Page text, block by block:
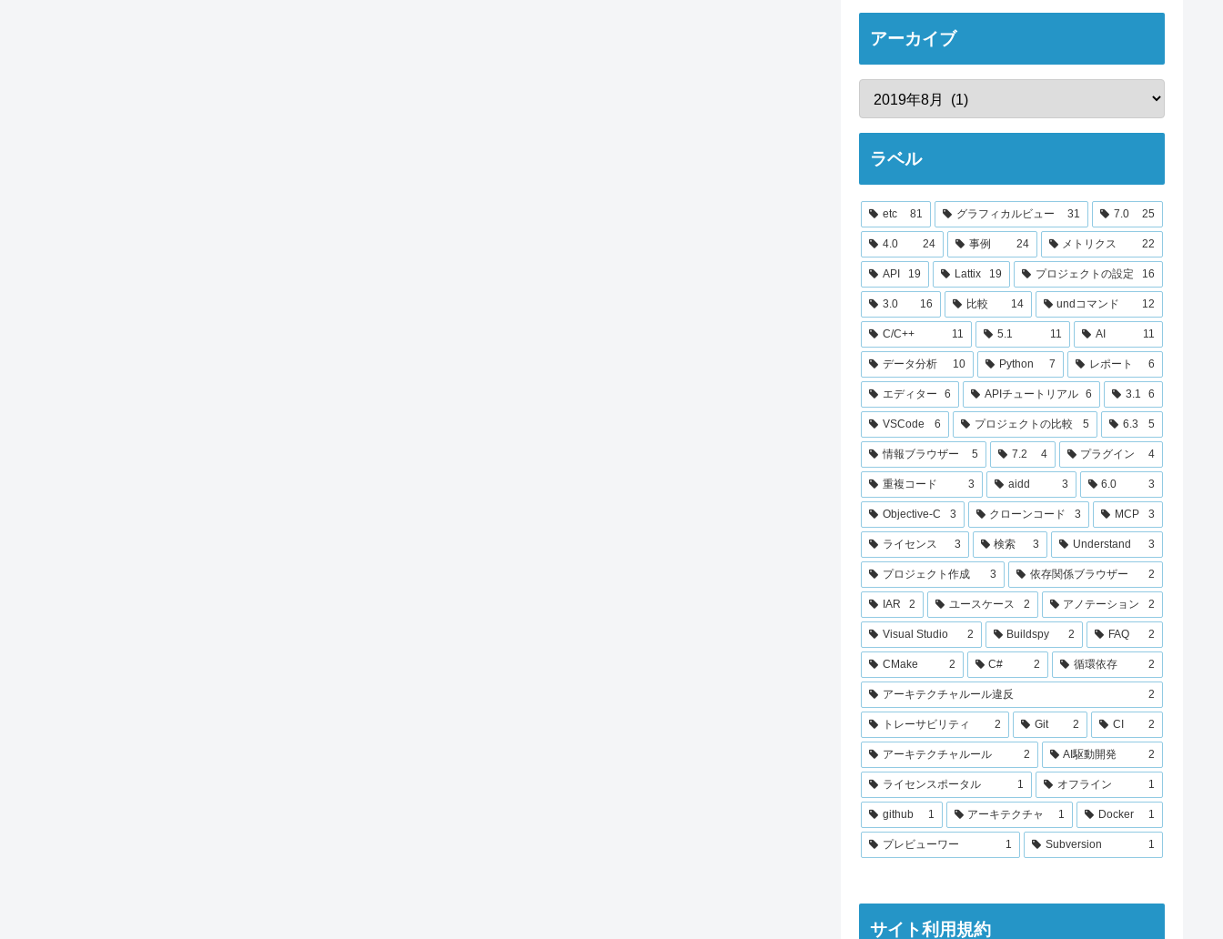
アーカイブ
ラベル
etc 81 グラフィカルビュー 31 7.0 25
4.0 24 事例 24 メトリクス 22
API 19 Lattix 19 プロジェクトの設定 16
3.0 16 比較 14 undコマンド 12
C/C++ 11 5.1 11 AI 11
データ分析 10 Python 7 レポート 6
エディター 6 APIチュートリアル 6 3.1 6
VSCode 6 プロジェクトの比較 5 6.3 5
情報ブラウザー 5 7.2 4 プラグイン 4
重複コード 3 aidd 3 6.0 3
Objective-C 3 クローンコード 3 MCP 3
ライセンス 3 検索 3 Understand 3
プロジェクト作成 3 依存関係ブラウザー 2
IAR 2 ユースケース 2 アノテーション 2
Visual Studio 2 Buildspy 2 FAQ 2
CMake 2 C# 2 循環依存 2
アーキテクチャルール違反 2
トレーサビリティ 2 Git 2 CI 2
アーキテクチャルール 2 AI駆動開発 2
ライセンスポータル 1 オフライン 1
github 1 アーキテクチャ 1 Docker 1
プレビューワー 1 Subversion 1
サイト利用規約